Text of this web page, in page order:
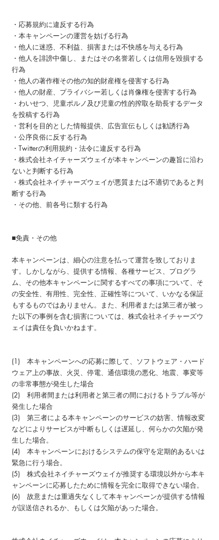
・応募規約に違反する行為
・本キャンペーンの運営を妨げる行為
・他人に迷惑、不利益、損害または不快感を与える行為
・他人を誹謗中傷し、またはその名誉若しくは信用を毀損する
行為
・他人の著作権その他の知的財産権を侵害する行為
・他人の財産、プライバシー若しくは肖像権を侵害する行為
・わいせつ、児童ポルノ及び児童の性的搾取を助長するデータ
を投稿する行為
・営利を目的とした情報提供、広告宣伝もしくは勧誘行為
・公序良俗に反する行為
・Twitterの利用規約・法令に違反する行為
・株式会社ネイチャーズウェイが本キャンペーンの趣旨に沿わ
ないと判断する行為
・株式会社ネイチャーズウェイが悪質または不適切であると判
断する行為
・その他、前各号に類する行為
■免責・その他
本キャンペーンは、細心の注意を払って運営を致しておりま
す。しかしながら、提供する情報、各種サービス、プログラ
ム、その他本キャンペーンに関するすべての事項について、そ
の安全性、有用性、完全性、正確性等について、いかなる保証
もするものではありません。また、利用者または第三者が被っ
た以下の事例を含む損害については、株式会社ネイチャーズウ
ェイは責任を負いかねます。
(1) 本キャンペーンへの応募に際して、ソフトウェア・ハード
ウェア上の事故、火災、停電、通信環境の悪化、地震、事変等
の非常事態が発生した場合
(2) 利用者間または利用者と第三者の間におけるトラブル等が
発生した場合
(3) 第三者による本キャンペーンのサービスの妨害、情報改変
などによりサービスが中断もしくは遅延し、何らかの欠陥が発
生した場合。
(4) 本キャンペーンにおけるシステムの保守を定期的あるいは
緊急に行う場合。
(5) 株式会社ネイチャーズウェイが推奨する環境以外から本キ
ャンペーンに応募したために情報を完全に取得できない場合。
(6) 故意または重過失なくして本キャンペーンが提供する情報
が誤送信されるか、もしくは欠陥があった場合。